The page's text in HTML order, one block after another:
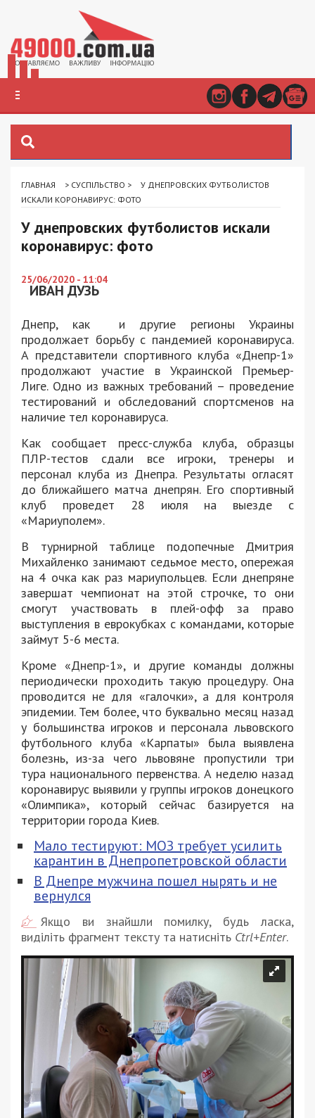
ГЛАВНАЯ > СУСПІЛЬСТВО >
У ДНЕПРОВСКИХ ФУТБОЛИСТОВ
ИСКАЛИ КОРОНАВИРУС: ФОТО
У днепровских футболистов искали
коронавирус: фото
25/06/2020 - 11:04
ИВАН ДУЗЬ
Днепр, как и другие регионы Украины
продолжает борьбу с пандемией коронавируса.
А представители спортивного клуба «Днепр-1»
продолжают участие в Украинской Премьер-
Лиге. Одно из важных требований – проведение
тестирований и обследований спортсменов на
наличие тел коронавируса.
Как сообщает пресс-служба клуба, образцы
ПЛР-тестов сдали все игроки, тренеры и
персонал клуба из Днепра. Результаты огласят
до ближайшего матча днепрян. Его спортивный
клуб проведет 28 июля на выезде с
«Мариуполем».
В турнирной таблице подопечные Дмитрия
Михайленко занимают седьмое место, опережая
на 4 очка как раз мариупольцев. Если днепряне
завершат чемпионат на этой строчке, то они
смогут участвовать в плей-офф за право
выступления в еврокубках с командами, которые
займут 5-6 места.
Кроме «Днепр-1», и другие команды должны
периодически проходить такую процедуру. Она
проводится не для «галочки», а для контроля
эпидемии. Тем более, что буквально месяц назад
у большинства игроков и персонала львовского
футбольного клуба «Карпаты» была выявлена
болезнь, из-за чего львовяне пропустили три
тура национального первенства. А неделю назад
коронавирус выявили у группы игроков донецкого
«Олимпика», который сейчас базируется на
территории города Киев.
Мало тестируют: МОЗ требует усилить
карантин в Днепропетровской области
В Днепре мужчина пошел нырять и не
вернулся
Якщо ви знайшли помилку, будь ласка,
виділіть фрагмент тексту та натисніть Ctrl+Enter.